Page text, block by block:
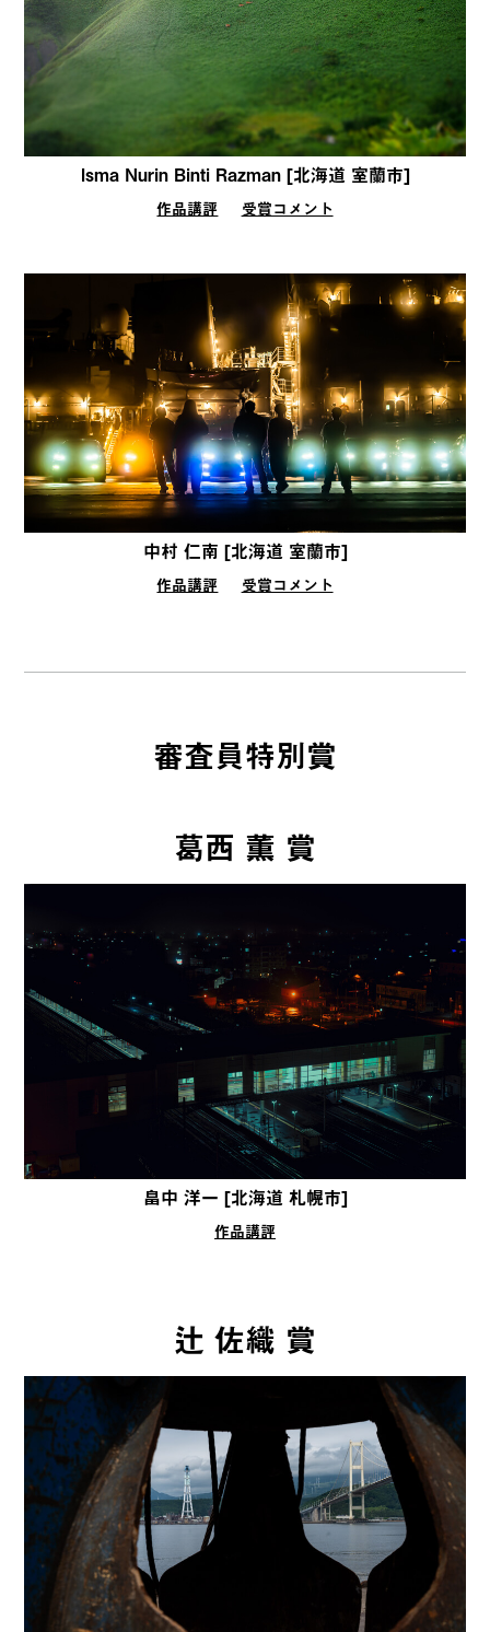
Isma Nurin Binti Razman [北海道 室蘭市]
作品講評 受賞コメント
中村 仁南 [北海道 室蘭市]
作品講評 受賞コメント
審査員特別賞
葛西 薫 賞
畠中 洋一 [北海道 札幌市]
作品講評
辻 佐織 賞